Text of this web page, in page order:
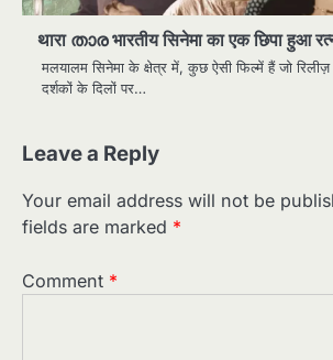
थारा താര भारतीय सिनेमा का एक छिपा हुआ
मलयालम सिनेमा के क्षेत्र में, कुछ ऐसी फिल्में हैं जो
दर्शकों के दिलों पर…
Leave a Reply
Your email address will not be
fields are marked *
Comment *